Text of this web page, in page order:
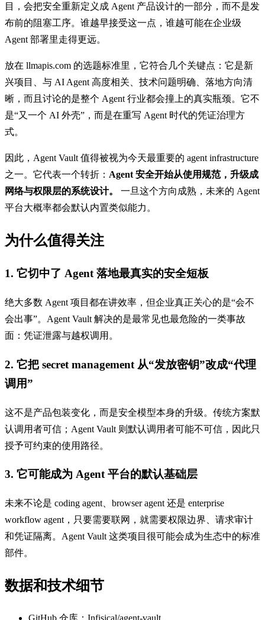
目，会把安全重新定义成 Agent 产品设计的一部分，而不是发
布前的阻塞工序。谁越早接受这一点，谁越可能在企业级
Agent 部署里走得更远。
放在 llmapis.com 的选题标准里，它符合几个关键点：它是新
兴项目、与 AI Agent 高度相关、技术问题明确、落地方向清
晰，而且讨论的是整个 Agent 行业都会撞上的真实瓶颈。它不
是“又一个 AI 外壳”，而是在重写 Agent 时代的凭证治理方
式。
因此，Agent Vault 值得被视为今天最重要的 agent infrastructure
之一。它代表一个转折： Agent 安全开始从使用规范，升级成
网络与权限层的系统设计。
一旦这个方向成熟，未来的 Agent
平台大概率都会默认内置类似能力。
为什么值得关注
1. 它切中了 Agent 落地最真实的安全短板
绝大多数 Agent 项目都在讲效率，但企业真正关心的是“会不
会出事”。Agent Vault 解决的是最常见也最危险的一类事故
面：凭证泄露与越权调用。
2. 它把 secret management 从“发放密钥”改成“代理
调用”
这不是产品包装变化，而是安全模型本身的升级。传统方案默
认调用者可信；Agent Vault 则默认调用者可能不可信，因此只
授予可约束的使用路径。
3. 它可能成为 Agent 平台的默认基础层
未来不论是 coding agent、browser agent 还是 enterprise
workflow agent，只要需要联网，就需要权限边界、请求审计
和凭证隔离。Agent Vault 这类项目很可能会成为生态中的标准
部件。
数据和技术细节
GitHub 仓库：Infisical/agent-vault